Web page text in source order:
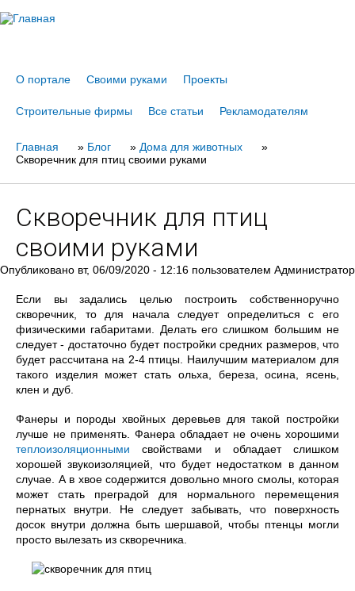
О портале Своими руками Проекты
Строительные фирмы Все статьи Рекламодателям
Вы
Главная » Блог » Дома для животных
»
Скворечник для птиц своими руками
Скворечник для птиц
своими руками
Опубликовано вт, 06/09/2020 - 12:16 пользователем Администратор
Если вы задались целью построить собственноручно
скворечник, то для начала следует определиться с его
физическими габаритами. Делать его слишком большим не
следует - достаточно будет постройки средних размеров, что
будет рассчитана на 2-4 птицы. Наилучшим материалом для
такого изделия может стать ольха, береза, осина, ясень,
клен и дуб.
Фанеры и породы хвойных деревьев для такой постройки
лучше не применять. Фанера обладает не очень хорошими
теплоизоляционными свойствами и обладает слишком
хорошей звукоизоляцией, что будет недостатком в данном
случае. А в хвое содержится довольно много смолы, которая
может стать преградой для нормального перемещения
пернатых внутри. Не следует забывать, что поверхность
досок внутри должна быть шершавой, чтобы птенцы могли
просто вылезать из скворечника.